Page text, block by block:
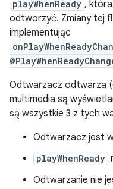
playWhenReady ,
odtworzyć. Zmiany tej
implementując
Odtwarzacz odtwarza
multimedia są
są wszystkie 3 z tych
Odtwarzacz jest
playWhenReady
Odtwarzanie nie